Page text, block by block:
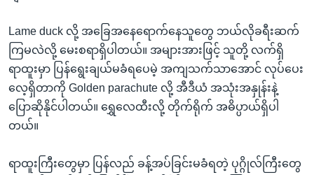
Lame duck လို့ အခြေအနေရောက်နေသူတွေ ဘယ်လိုခရီးဆက်
ကြမလဲလို့ မေးစရာရှိပါတယ်။ အများအားဖြင့် သူတို့ လက်ရှိ
ရာထူးမှာ ပြန်ရွေးချယ်မခံရပေမဲ့ အကျသက်သာအောင် လုပ်ပေး
လေ့ရှိတာကို Golden parachute လို့ အီဒီယံ အသုံးအနှုန်းနဲ့
ပြောဆိုနိုင်ပါတယ်။ ရွှေလေထီးလို့ တိုက်ရိုက် အဓိပ္ပာယ်ရှိပါ
တယ်။
ရာထူးကြီးတွေမှာ ပြန်လည် ခန့်အပ်ခြင်းမခံရတဲ့ ပုဂ္ဂိုလ်ကြီးတွေ